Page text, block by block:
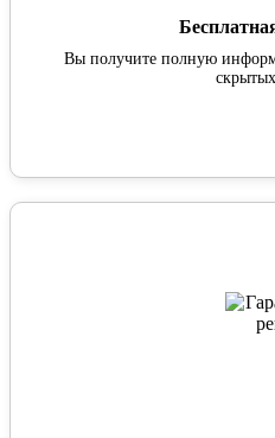
Вы получите полную